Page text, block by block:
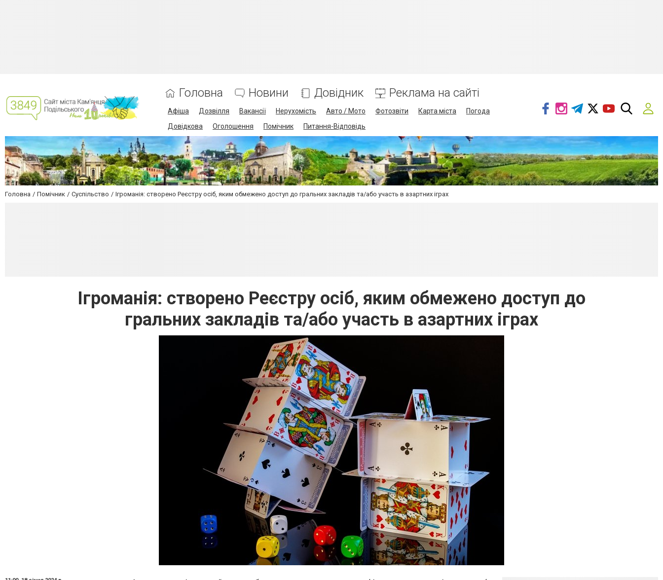
Головна Новини Довідник Реклама на сайті
Афіша Дозвілля Вакансії Нерухомість Авто / Мото Фотозвіти Карта міста
Погода
Довідкова
Оголошення Помічник Питання-Відповідь
Головна Помічник Суспільство Ігроманія: створено Реєстру осіб, яким обмежено доступ до гральних закладів та/або участь в азартних іграх
Ігроманія: створено Реєстру осіб, яким обмежено доступ до
гральних закладів та/або участь в азартних іграх